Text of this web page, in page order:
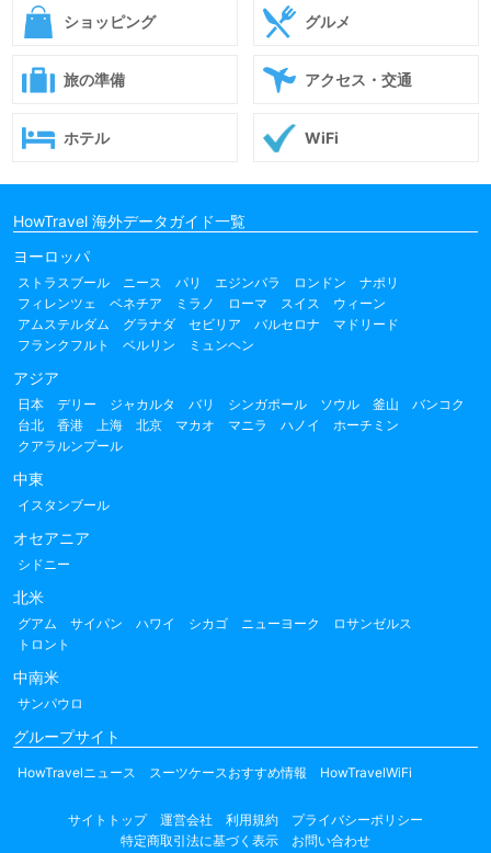
ショッピング グルメ
旅の準備 アクセス・交通
ホテル WiFi
HowTravel 海外データガイド一覧
ヨーロッパ
ストラスブール ニース パリ エジンバラ ロンドン
ナポリ
フィレンツェ
ベネチア ミラノ ローマ スイス
ウィーン
アムステルダム
グラナダ セビリア バルセロナ
マドリード
フランクフルト
ベルリン ミュンヘン
アジア
日本 デリー ジャカルタ バリ シンガポール ソウル 釜山
バンコク
台北
香港 上海 北京 マカオ マニラ ハノイ
ホーチミン
クアラルンプール
中東
イスタンブール
オセアニア
シドニー
北米
グアム サイパン ハワイ シカゴ ニューヨーク
ロサンゼルス
トロント
中南米
サンパウロ
グループサイト
HowTravelニュース スーツケースおすすめ情報 HowTravelWiFi
サイトトップ 運営会社 利用規約
プライバシーポリシー
特定商取引法に基づく表示
お問い合わせ